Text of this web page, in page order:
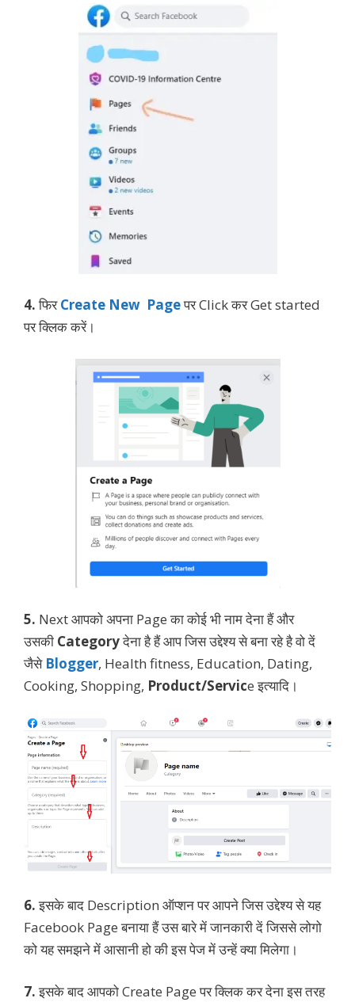
4.फिरCreate New Pageपर Click कर Get started
पर क्लिक करें।
5. Next आपको अपना Page का कोई भी नाम देना हैं और
उसकी Categoryदेना है हैं आप जिस उद्देश्य से बना रहे है वो दें
जैसे Blogger, Health fitness, Education, Dating,
Cooking, Shopping, Product/Service इत्यादि।
6.इसके बाद Description ऑप्शन पर आपने जिस उद्देश्य से यह
Facebook Page बनाया हैं उस बारे में जानकारी दें जिससे लोगो
को यह समझने में आसानी हो की इस पेज में उन्हें क्या मिलेगा।
7.इसके बाद आपको Create Page पर क्लिक कर देना इस तरह